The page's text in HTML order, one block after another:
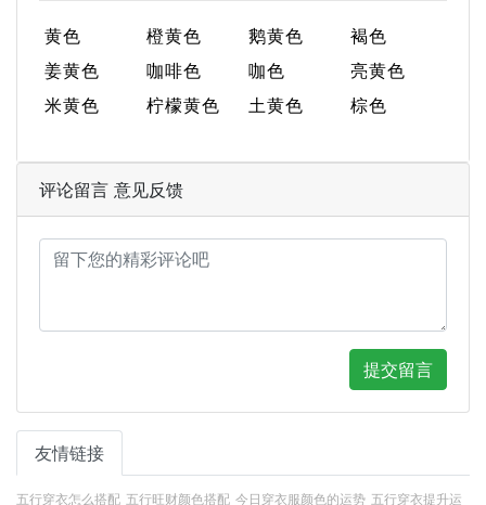
黄色 橙黄色 鹅黄色
褐色
姜黄色
咖啡色 咖色
亮黄色
米黄色
柠檬黄色 土黄色 棕色
评论留言 意见反馈
提交留言
友情链接
五行穿衣怎么搭配 五行旺财颜色搭配 今日穿衣服颜色的运势 五行穿衣提升运